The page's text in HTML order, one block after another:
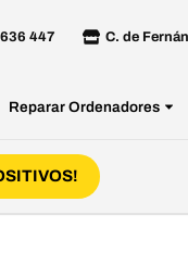
447 C. de
Reparar Ordenadores